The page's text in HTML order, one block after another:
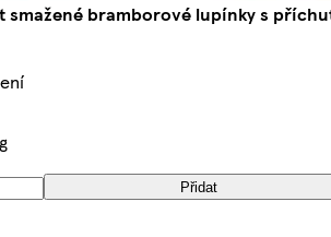
smažené bramborové lupínky s
Přidat